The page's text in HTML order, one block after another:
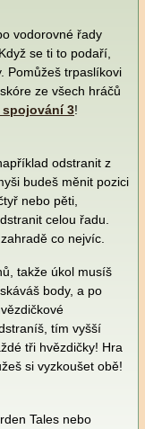
vodorovné řady
se ti to podaří,
Pomůžeš trpaslíkovi
ze všech hráčů
spojování 3!
odstranit z
budeš měnit pozici
nebo pěti,
celou řadu.
co nejvíc.
takže úkol musíš
body, a po
tím vyšší
tři hvězdičky! Hra
si vyzkoušet obě!
Tales nebo